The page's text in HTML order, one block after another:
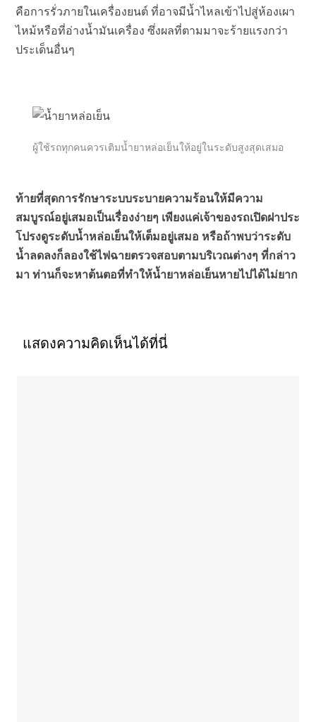
คือการรั่วภายในเครื่องยนต์ ที่อาจมีน้ำไหลเข้าไปสู่ห้องเผา
ไหม้หรือที่อ่างน้ำมันเครื่อง ซึ่งผลที่ตามมาจะร้ายแรงกว่า
ประเด็นอื่นๆ
ผู้ใช้รถทุกคนควรเติมน้ำยาหล่อเย็นให้อยู่ในระดับสูงสุดเสมอ
ท้ายที่สุดการรักษาระบบระบายความร้อนให้มีความ
สมบูรณ์อยู่เสมอเป็นเรื่องง่ายๆ เพียงแค่เจ้าของรถเปิดฝาประ
โปรงดูระดับน้ำหล่อเย็นให้เต็มอยู่เสมอ หรือถ้าพบว่าระดับ
น้ำลดลงก็ลองใช้ไฟฉายตรวจสอบตามบริเวณต่างๆ ที่กล่าว
มา ท่านก็จะหาต้นตอที่ทำให้น้ำยาหล่อเย็นหายไปได้ไม่ยาก
แสดงความคิดเห็นได้ที่นี่